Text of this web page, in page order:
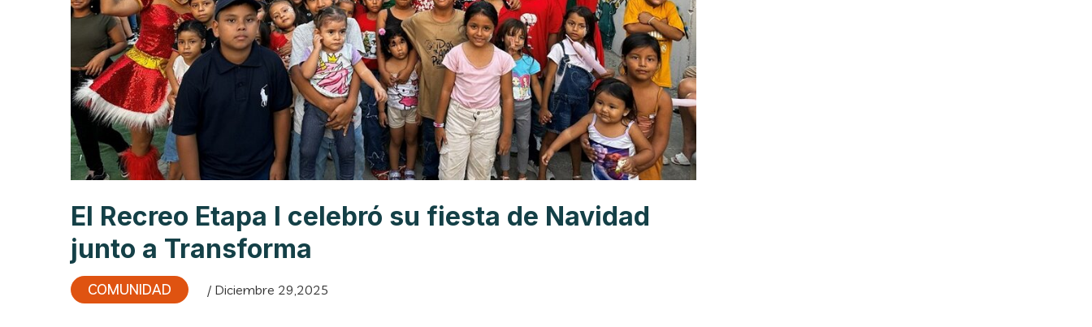
El Recreo Etapa I celebró su fiesta de Navidad
junto a Transforma
COMUNIDAD / Diciembre 29,2025